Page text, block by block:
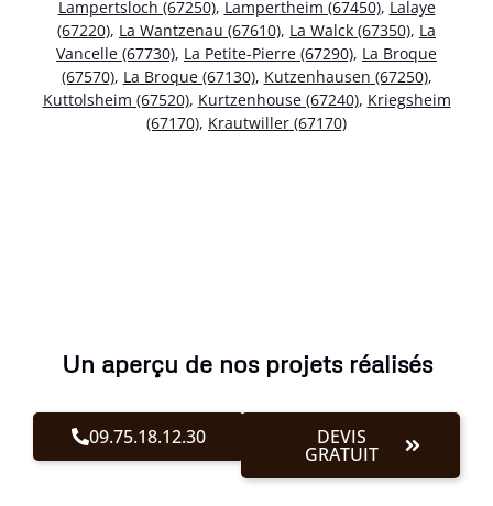
Lampertsloch (67250), Lampertheim (67450), Lalaye
(67220), La Wantzenau (67610), La Walck (67350), La
Vancelle (67730), La Petite-Pierre (67290), La Broque
(67570), La Broque (67130), Kutzenhausen (67250),
Kuttolsheim (67520), Kurtzenhouse (67240), Kriegsheim
(67170), Krautwiller (67170)
Un aperçu de nos projets réalisés
09.75.18.12.30 DEVIS
GRATUIT